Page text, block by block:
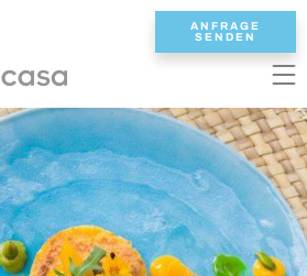
ES NL DE FR
ANFRAGE
SENDEN